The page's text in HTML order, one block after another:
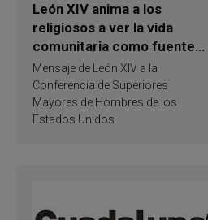
León XIV anima a los
religiosos a ver la vida
comunitaria como fuente
de inspiración y
santificación
Mensaje de León XIV a la
Conferencia de Superiores
Mayores de Hombres de los
Estados Unidos